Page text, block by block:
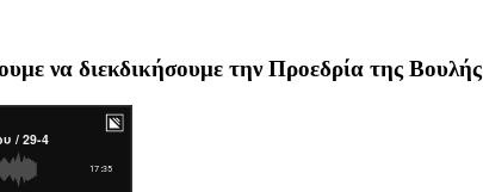
να διεκδικήσουμε την Προεδρία της Βουλής